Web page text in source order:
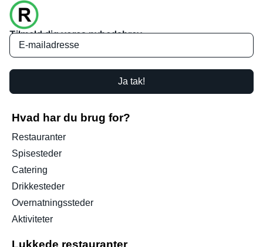
Tilmeld dig vores nyhedsbrev
Ja tak!
Hvad har du brug for?
Restauranter
Spisesteder
Catering
Drikkesteder
Overnatningssteder
Aktiviteter
Lukkede restauranter